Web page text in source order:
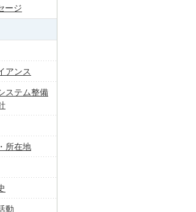
ージ
アンス
ステム整備
所在地
動